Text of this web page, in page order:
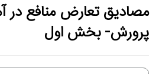
مصادیق تعارض منافع در
پرورش- بخش اول